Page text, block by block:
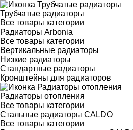
Трубчатые радиаторы
Все товары категории
Радиаторы Arbonia
Все товары категории
Вертикальные радиаторы
Низкие радиаторы
Стандартные радиаторы
Кронштейны для радиаторов
Радиаторы отопления
Все товары категории
Стальные радиаторы CALDO
Все товары категории